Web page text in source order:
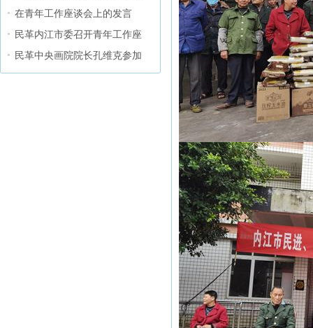
在青年工作座谈会上的发言
民革内江市委召开青年工作座
民革中央画院院长孔维克参加